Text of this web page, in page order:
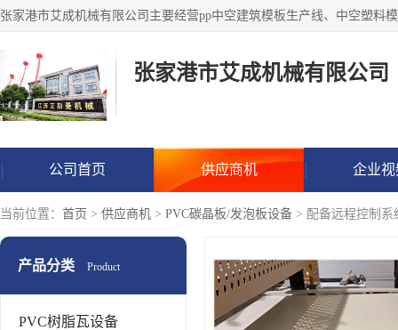
张家港市艾成机械有限公司
公司首页 供应商机 企业视
当前位置： 首页 > 供应商机 > PVC碳晶板/发泡板设备 > 配备远程控制系
产品分类 Product
PVC树脂瓦设备